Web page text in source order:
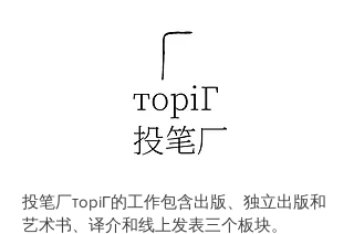
投笔厂тopiГ的工作包含出版、独立出版和
艺术书、译介和线上发表三个板块。